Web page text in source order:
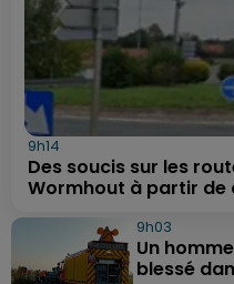
9h14
Des soucis sur les
Wormhout à partir de
9h03
Un
blessé